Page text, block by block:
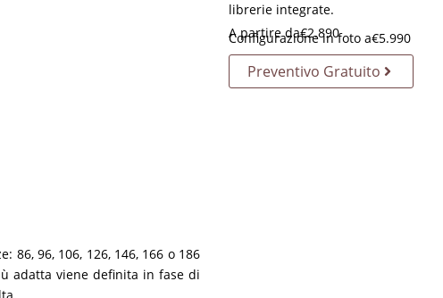
librerie integrate.
A partire da€2.890
Configurazione in foto a€5.990
Preventivo Gratuito
96, 106, 126, 146, 166 o 186
adatta viene definita in fase di